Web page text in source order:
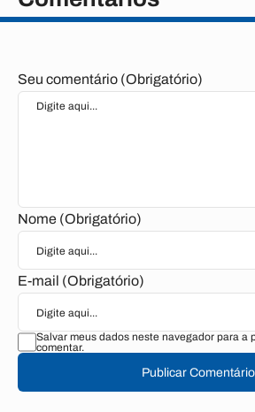
Seu comentário (Obrigatório)
Nome (Obrigatório)
E-mail (Obrigatório)
Salvar meus dados neste navegador para a
comentar.
Publicar Comentário